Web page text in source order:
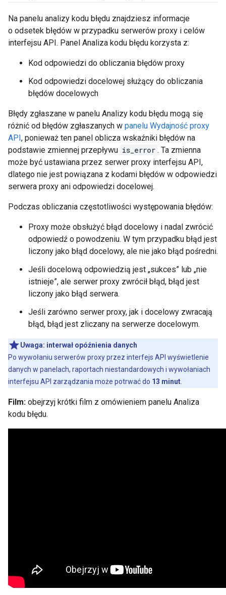
Na panelu analizy kodu błędu znajdziesz informacje
o odsetek błędów w przypadku serwerów proxy i celów
interfejsu API. Panel Analiza kodu błędu korzysta z:
Kod odpowiedzi do obliczania błędów proxy
Kod odpowiedzi docelowej służący do obliczania
błędów docelowych
Błędy zgłaszane w panelu Analizy kodu błędu mogą się
różnić od błędów zgłaszanych w panelu Wydajność proxy
API, ponieważ ten panel oblicza wskaźniki błędów na
podstawie zmiennej przepływu is_error . Ta zmienna
może być ustawiana przez serwer proxy interfejsu API,
dlatego nie jest powiązana z kodami błędów w odpowiedzi
serwera proxy ani odpowiedzi docelowej.
Podczas obliczania częstotliwości występowania błędów:
Proxy może obsłużyć błąd docelowy i nadal zwrócić
odpowiedź o powodzeniu. W tym przypadku błąd jest
liczony jako błąd docelowy, ale nie jako błąd pośredni.
Jeśli docelową odpowiedzią jest „sukces” lub „nie
istnieje”, ale serwer proxy zwrócił błąd, błąd jest
liczony jako błąd serwera.
Jeśli zarówno serwer proxy, jak i docelowy zwracają
błąd, błąd jest zliczany na serwerze docelowym.
Uwaga: interwał opóźnienia danych
Po wywołaniu serwerów proxy przez interfejs API wyświetlenie
danych w panelach, raportach niestandardowych i wywołaniach
interfejsu API zarządzania może potrwać do 13 minut
Film: obejrzyj krótki film z omówieniem panelu Analiza
kodu błędu.